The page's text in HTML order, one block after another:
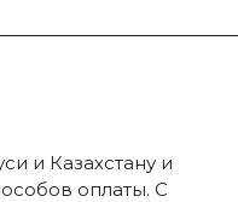
и Казахстану и
оплаты. С